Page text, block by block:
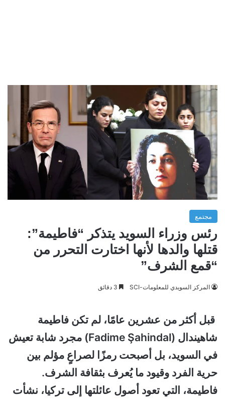
مجتمع
رئس وزراء السويد يتذكر “فاطيمة”:
قتلها والدها لأنها اختارت التحرر من
“قمع الشرف”
المركز السويدي للمعلومات-SCI
قبل أكثر من عشرين عامًا، لم تكن فاطيمة
شاهيندال (Fadime Şahindal) مجرد شابة تعيش
في السويد، بل أصبحت رمزًا لصراعٍ مؤلم بين
حرية الفرد وقيود ما يُعرف بثقافة الشرف.
فاطيمة، التي تعود أصول عائلتها إلى تركيا، نشأت